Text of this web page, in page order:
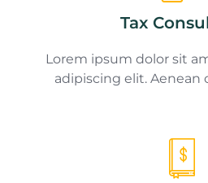
Tax
Lorem ipsum dolor sit
adipiscing elit. Aenean